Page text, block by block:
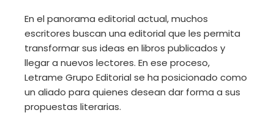
En el panorama editorial actual, muchos
escritores buscan una editorial que les permita
transformar sus ideas en libros publicados y
llegar a nuevos lectores. En ese proceso,
Letrame Grupo Editorial se ha posicionado como
un aliado para quienes desean dar forma a sus
propuestas literarias.